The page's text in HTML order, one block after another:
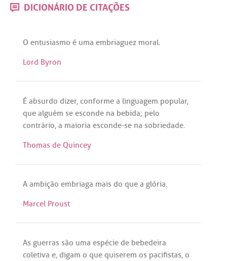
DICIONÁRIO DE CITAÇÕES
O entusiasmo é uma embriaguez moral.
Lord Byron
É absurdo dizer, conforme a linguagem popular,
que alguém se esconde na bebida; pelo
contrário, a maioria esconde-se na sobriedade.
Thomas de Quincey
A ambição embriaga mais do que a glória.
Marcel Proust
As guerras são uma espécie de bebedeira
coletiva e, digam o que quiserem os pacifistas, o